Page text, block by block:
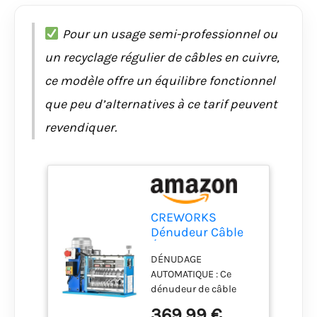
Pour un usage semi-professionnel ou
un recyclage régulier de câbles en cuivre,
ce modèle offre un équilibre fonctionnel
que peu d’alternatives à ce tarif peuvent
revendiquer.
CREWORKS
Dénudeur Câble
1,5-38mm
Dénudeuse
Automatique
30m/min
DÉNUDAGE
AUTOMATIQUE : Ce
dénudeur de câble